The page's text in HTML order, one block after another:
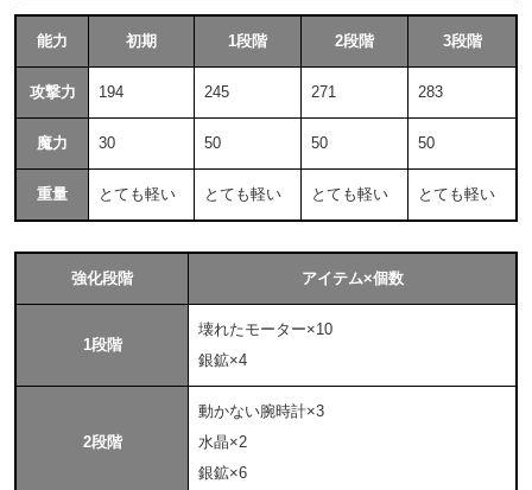
能力 初期 1段階 2段階 3段階
攻撃力 194 245 271 283
魔力 30 50 50 50
重量 とても軽い とても軽い とても軽い とても軽い
強化段階 アイテム×個数
1段階
壊れたモーター×10
銀鉱×4
2段階
動かない腕時計×3
水晶×2
銀鉱×6